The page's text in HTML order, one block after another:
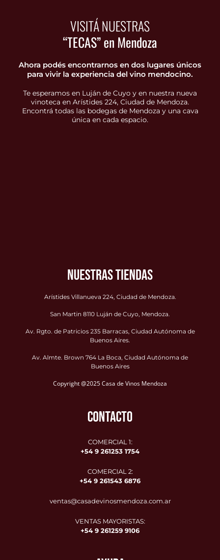
VISITÁ NUESTRAS
“TECAS” en Mendoza
Ahora podés encontrarnos en dos lugares únicos
para vivir la experiencia del vino mendocino.
Te esperamos en Luján de Cuyo y en nuestra nueva
vinoteca en Arístides 224, Ciudad de Mendoza.
Encontrá todas las bodegas de Mendoza y una cava
única en cada espacio.
NUESTRAS TIENDAS
Arístides Villanueva 224, Ciudad de Mendoza.
San Martin 8110 Luján de Cuyo, Mendoza.
Av. Rgto. de Patricios 235 Barracas, Ciudad Autónoma de
Buenos Aires.
Av. Almte. Brown 764 La Boca, Ciudad Autónoma de
Buenos Aires
Copyright @2025 Casa de Vinos Mendoza
CONTACTO
COMERCIAL 1:
+54 9 261253 1754
COMERCIAL 2:
+54 9 261543 6876
ventas@casadevinosmendoza.com.ar
VENTAS MAYORISTAS:
+54 9 261259 9106